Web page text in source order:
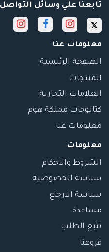
تابعنا علي وسائل التواصل
معلومات عنا
الصفحة الرئيسية
المنتجات
العلامات التجارية
كتالوجات مملكة هوم
معلومات عنا
معلومات
الشروط والاحكام
سياسة الخصوصية
سياسة الارجاع
مساعدة
تتبع الطلب
فروعنا